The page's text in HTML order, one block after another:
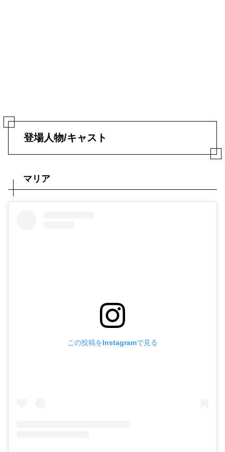
登場人物/キャスト
マリア
この投稿をInstagramで見る